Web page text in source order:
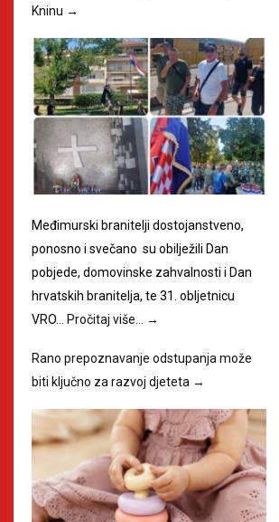
Kninu →
Međimurski branitelji dostojanstveno,
ponosno i svečano su obilježili Dan
pobjede, domovinske zahvalnosti i Dan
hrvatskih branitelja, te 31. obljetnicu
VRO…
Pročitaj više… →
Rano prepoznavanje odstupanja može
biti ključno za razvoj djeteta →